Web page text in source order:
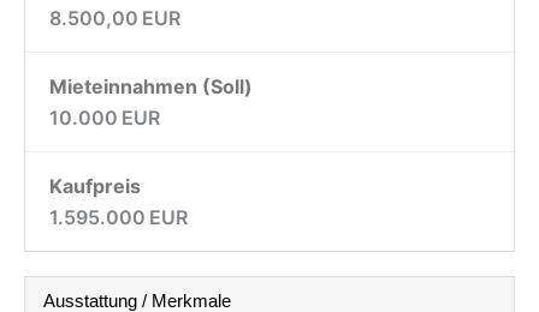
8.500,00 EUR
Mieteinnahmen (Soll)
10.000 EUR
Kaufpreis
1.595.000 EUR
Ausstattung / Merkmale